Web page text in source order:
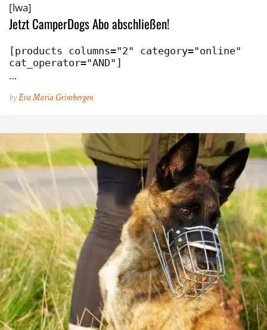
[lwa]
Jetzt CamperDogs Abo abschließen!
[products columns="2" category="online"
cat_operator="AND"]
…
byEva Maria Grimbergen